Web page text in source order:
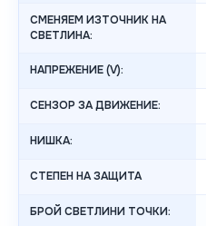
СМЕНЯЕМ ИЗТОЧНИК НА
СВЕТЛИНА:
НАПРЕЖЕНИЕ (V):
СЕНЗОР ЗА ДВИЖЕНИЕ:
НИШКА:
СТЕПЕН НА ЗАЩИТА
БРОЙ СВЕТЛИНИ ТОЧКИ: